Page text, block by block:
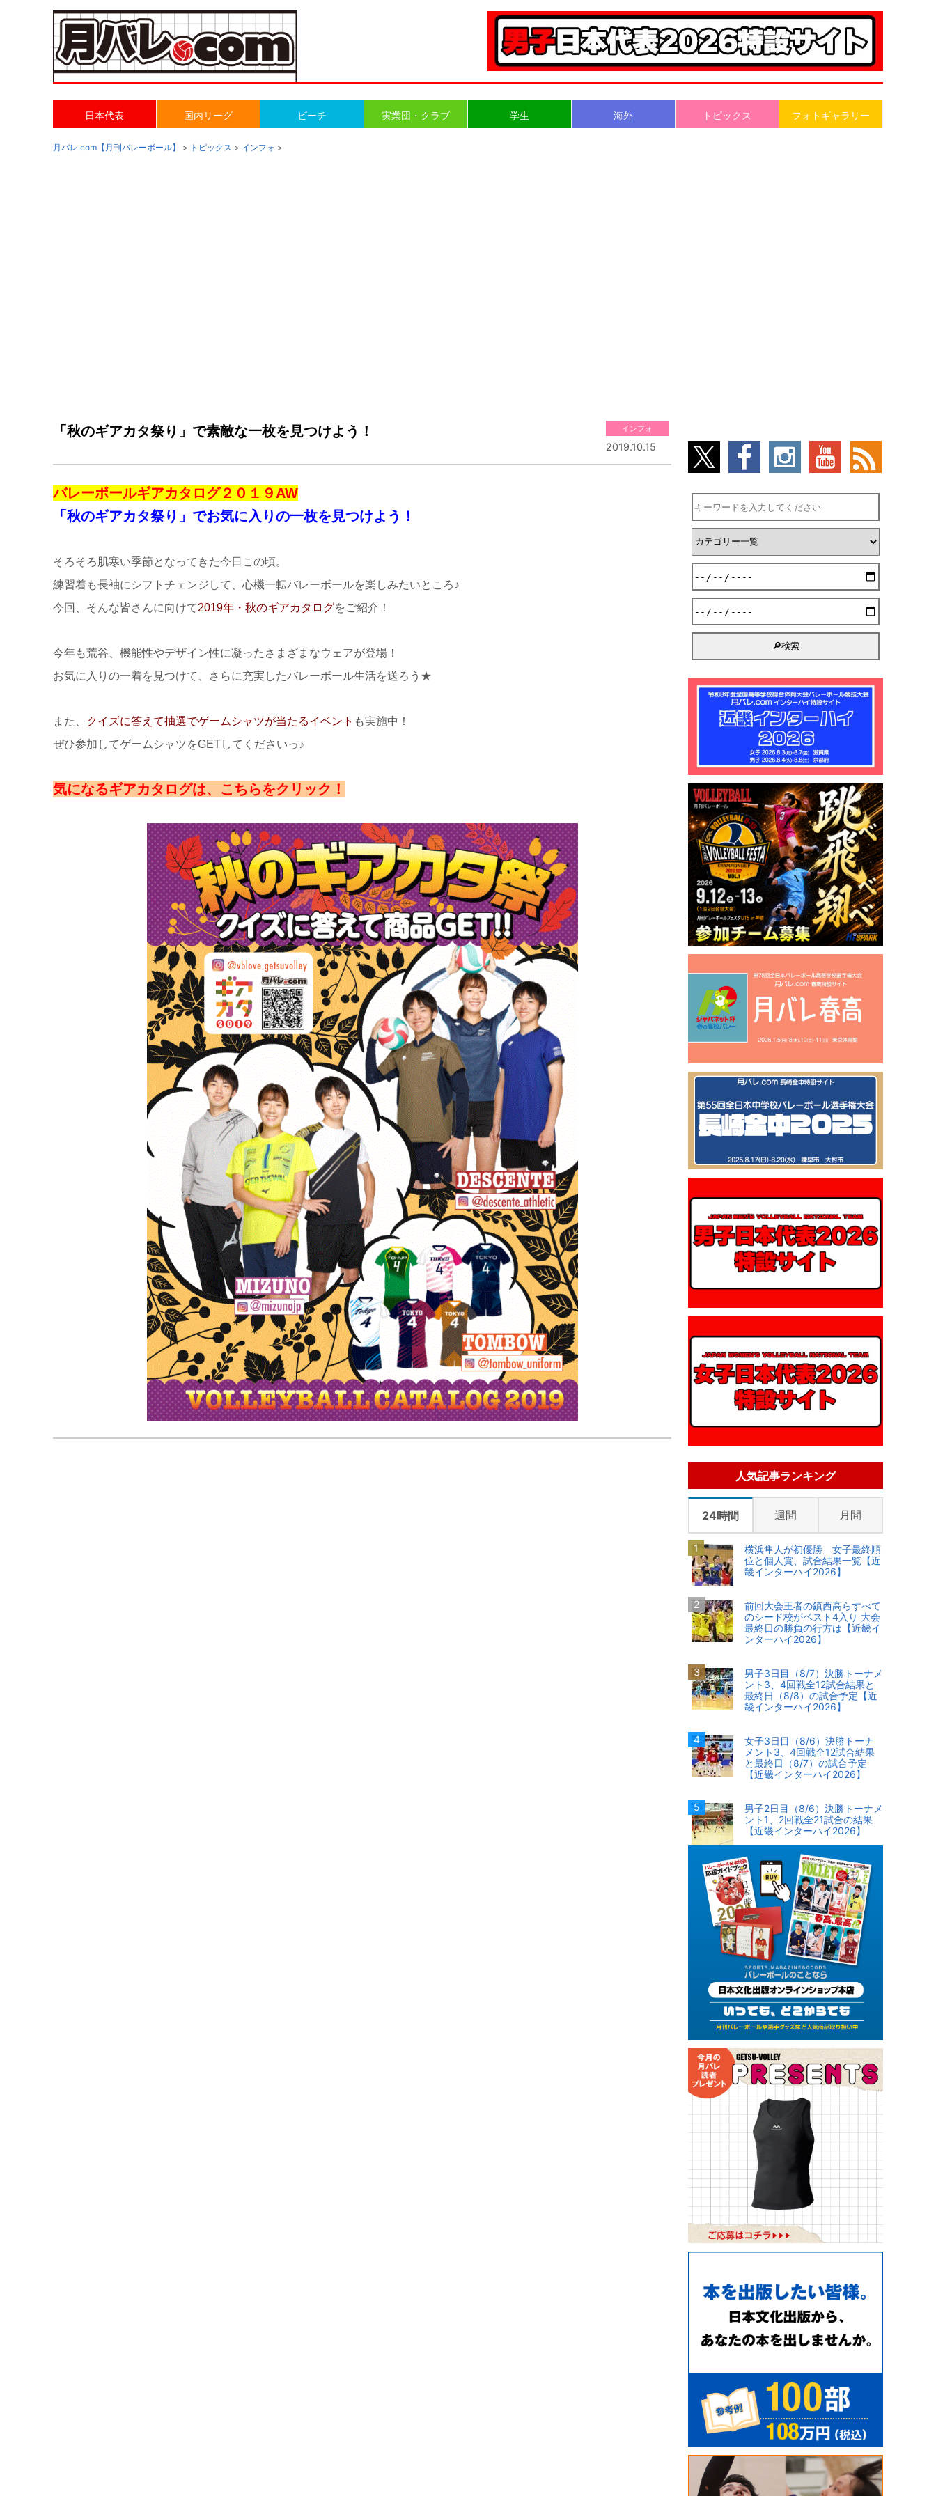
日本代表 国内リーグ ビーチ 実業団・クラブ 学生 海外 トピックス フォトギャラリー
月バレ.com【月刊バレーボール】 > トピックス > インフォ >
「秋のギアカタ祭り」で素敵な一枚を見つけよう！ インフォ
2019.10.15
バレーボールギアカタログ２０１９AW
「秋のギアカタ祭り」でお気に入りの一枚を見つけよう！
そろそろ肌寒い季節となってきた今日この頃。
練習着も長袖にシフトチェンジして、心機一転バレーボールを楽しみたいところ♪
今回、そんな皆さんに向けて2019年・秋のギアカタログをご紹介！
今年も荒谷、機能性やデザイン性に凝ったさまざまなウェアが登場！
お気に入りの一着を見つけて、さらに充実したバレーボール生活を送ろう★
また、 クイズに答えて抽選でゲームシャツが当たるイベント も実施中！
ぜひ参加してゲームシャツをGETしてくださいっ♪
気になるギアカタログは、こちらをクリック！
人気記事ランキング
24時間 週間 月間
横浜隼人が初優勝 女子最終順
位と個人賞、試合結果一覧【近
畿インターハイ2026】
前回大会王者の鎮西高らすべて
のシード校がベスト4入り 大会
最終日の勝負の行方は【近畿イ
ンターハイ2026】
男子3日目（8/7）決勝トーナメ
ント3、4回戦全12試合結果と
最終日（8/8）の試合予定【近
畿インターハイ2026】
女子3日目（8/6）決勝トーナ
メント3、4回戦全12試合結果
と最終日（8/7）の試合予定
【近畿インターハイ2026】
男子2日目（8/6）決勝トーナメ
ント1、2回戦全21試合の結果
【近畿インターハイ2026】